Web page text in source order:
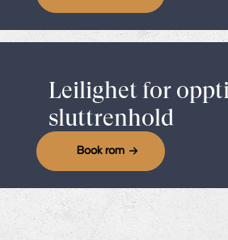
Leilighet for
sluttrenhold
Book rom